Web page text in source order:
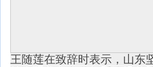
王随莲在致辞时表示，山东